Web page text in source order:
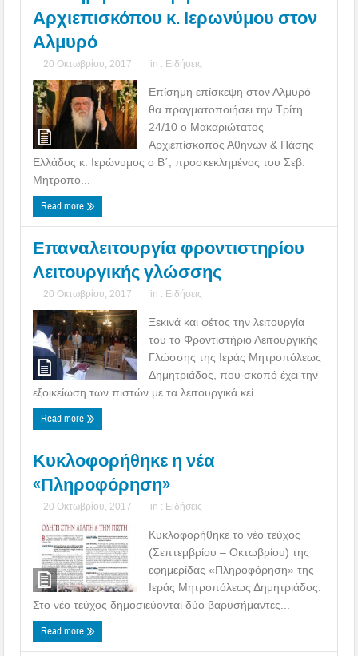
Αρχιεπισκόπου κ. Ιερωνύμου στον
Αλμυρό
| 20 Οκτωβρίου, 2017 | in : Ειδήσεις
Επίσημη επίσκεψη στον Αλμυρό
θα πραγματοποιήσει την Τρίτη
24/10 ο Μακαριώτατος
Αρχιεπίσκοπος Αθηνών & Πάσης
Ελλάδος κ. Ιερώνυμος ο Β΄, προσκεκλημένος του Σεβ.
Μητροπο...
Read more
Επαναλειτουργία φροντιστηρίου
Λειτουργικής γλώσσης
| 20 Οκτωβρίου, 2017 | in : Ειδήσεις
Ξεκινά και φέτος την λειτουργία
του το Φροντιστήριο Λειτουργικής
Γλώσσης της Ιεράς Μητροπόλεως
Δημητριάδος, που σκοπό έχει την
εξοικείωση των πιστών με τα λειτουργικά κεί...
Read more
Κυκλοφορήθηκε η νέα
«Πληροφόρηση»
| 20 Οκτωβρίου, 2017 | in : Ειδήσεις
Κυκλοφορήθηκε το νέο τεύχος
(Σεπτεμβρίου – Οκτωβρίου) της
εφημερίδας «Πληροφόρηση» της
Ιεράς Μητροπόλεως Δημητριάδος.
Στο νέο τεύχος δημοσιεύονται δύο βαρυσήμαντες...
Read more